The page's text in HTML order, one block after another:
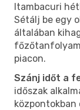
Itambacuri
Sétálj be egy
általában
piacon.
Szánj időt a
időszak
központokban